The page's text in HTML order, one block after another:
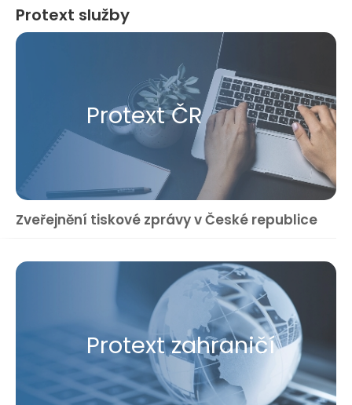
Protext služby
Protext ČR
Zveřejnění tiskové zprávy v České republice
Protext zahraničí